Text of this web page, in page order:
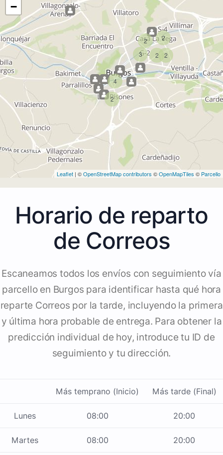
2
4
2 2
3
2 2
−
Leaflet | ©OpenStreetMap contributors ©OpenMapTiles © Parcello
Horario de reparto
de Correos
Escaneamos todos los envíos con seguimiento vía
parcello en Burgos para identificar hasta qué hora
reparte Correos por la tarde, incluyendo la primera
y última hora probable de entrega. Para obtener la
predicción individual de hoy, introduce tu ID de
seguimiento y tu dirección.
Más temprano (Inicio) Más tarde (Final)
Lunes 08:00 20:00
Martes 08:00 20:00